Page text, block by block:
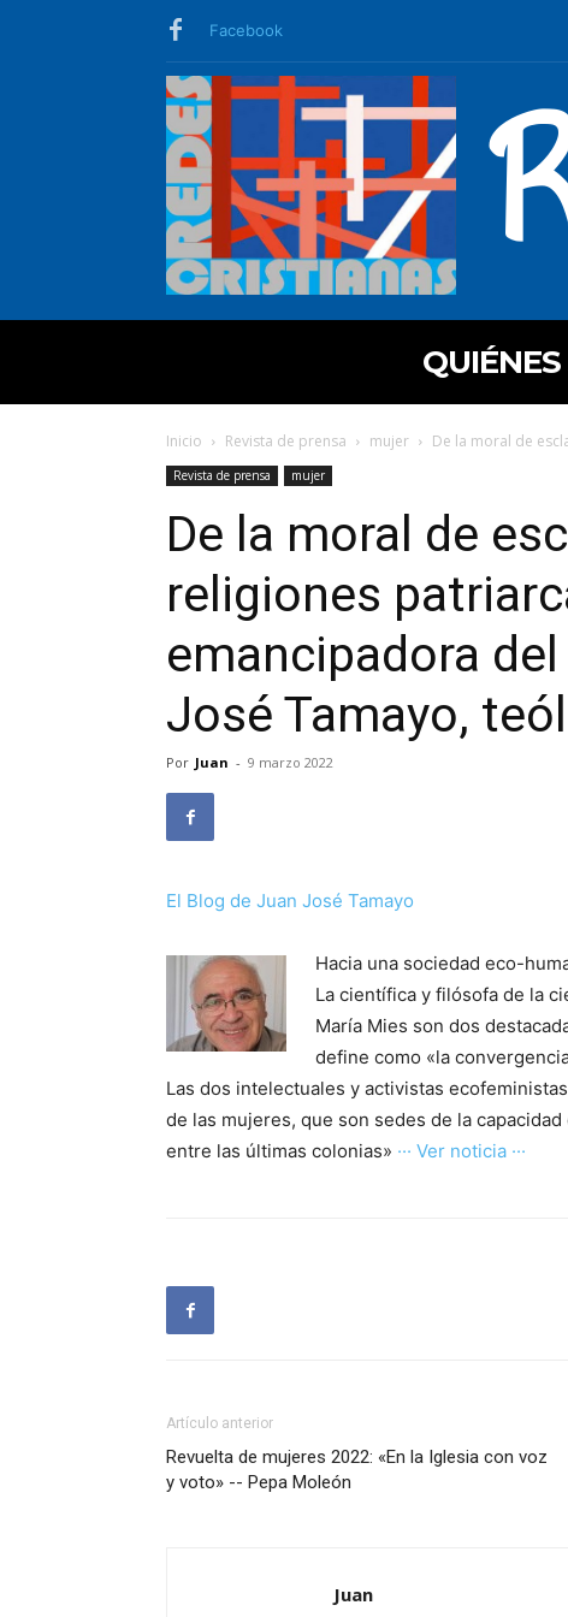
Facebook
Inicio Revista de prensa mujer De la moral de
Revista de prensa mujer
De la moral de
religiones
emancipadora
José Tamayo,
Por Juan - 9 marzo 2022
El Blog de Juan José Tamayo
Hacia una sociedad eco-
La científica y filósofa de la
María Mies son dos
define como «la
Las dos intelectuales y activistas
de las mujeres, que son sedes de la
entre las últimas colonias» ··· Ver noticia ···
Artículo anterior
Revuelta de mujeres 2022: «En la Iglesia con voz
y voto» -- Pepa Moleón
Juan